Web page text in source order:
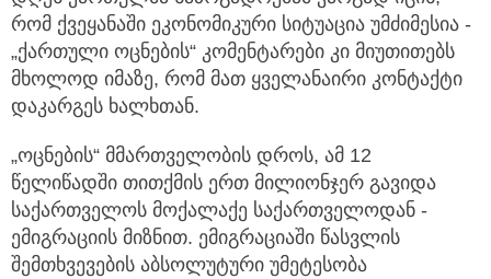
რომ ქვეყანაში ეკონომიკური სიტუაცია უმძიმესია -
„ქართული ოცნების“ კომენტარები კი მიუთითებს
მხოლოდ იმაზე, რომ მათ ყველანაირი კონტაქტი
დაკარგეს ხალხთან.
„ოცნების“ მმართველობის დროს, ამ 12
წელიწადში თითქმის ერთ მილიონჯერ გავიდა
საქართველოს მოქალაქე საქართველოდან -
ემიგრაციის მიზნით. ემიგრაციაში წასვლის
შემთხვევების აბსოლუტური უმეტესობა